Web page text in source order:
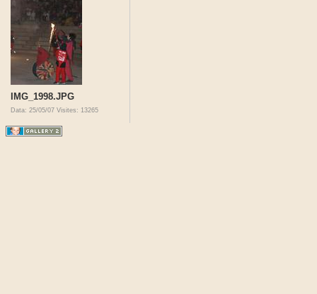
IMG_1998.JPG
Data: 25/05/07 Visites: 13265